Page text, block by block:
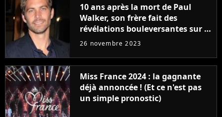
10 ans après la mort de Paul
Walker, son frère fait des
révélations bouleversantes sur la
réaction des acteurs de Fast and
26 novembre 2023
Miss France 2024 : la gagnante
déjà annoncée ! (Et ce n'est pas
un simple pronostic)